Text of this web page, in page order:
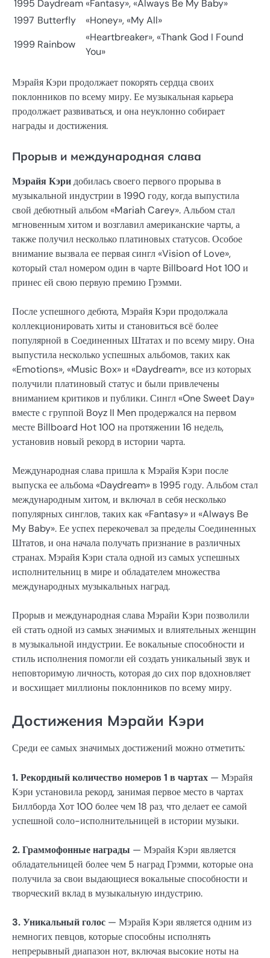
1995 Daydream«Fantasy», «Always Be My Baby»
1997 Butterfly
«Honey», «My All»
1999 Rainbow
«Heartbreaker», «Thank God I Found
You»
Мэрайя Кэри продолжает покорять сердца своих
поклонников по всему миру. Ее музыкальная карьера
продолжает развиваться, и она неуклонно собирает
награды и достижения.
Прорыв и международная слава
Мэрайя Кэридобилась своего первого прорыва в
музыкальной индустрии в 1990 году, когда выпустила
свой дебютный альбом «Mariah Carey». Альбом стал
мгновенным хитом и возглавил американские чарты, а
также получил несколько платиновых статусов. Особое
внимание вызвала ее первая сингл «Vision of Love»,
который стал номером один в чарте Billboard Hot 100 и
принес ей свою первую премию Грэмми.
После успешного дебюта, Мэрайя Кэри продолжала
коллекционировать хиты и становиться всё более
популярной в Соединенных Штатах и по всему миру. Она
выпустила несколько успешных альбомов, таких как
«Emotions», «Music Box» и «Daydream», все из которых
получили платиновый статус и были привлечены
вниманием критиков и публики. Сингл «One Sweet Day»
вместе с группой Boyz II Men продержался на первом
месте Billboard Hot 100 на протяжении 16 недель,
установив новый рекорд в истории чарта.
Международная слава пришла к Мэрайя Кэри после
выпуска ее альбома «Daydream» в 1995 году. Альбом стал
международным хитом, и включал в себя несколько
популярных синглов, таких как «Fantasy» и «Always Be
My Baby». Ее успех перекочевал за пределы Соединенных
Штатов, и она начала получать признание в различных
странах. Мэрайя Кэри стала одной из самых успешных
исполнительниц в мире и обладателем множества
международных музыкальных наград.
Прорыв и международная слава Мэрайи Кэри позволили
ей стать одной из самых значимых и влиятельных женщин
в музыкальной индустрии. Ее вокальные способности и
стиль исполнения помогли ей создать уникальный звук и
неповторимую личность, которая до сих пор вдохновляет
и восхищает миллионы поклонников по всему миру.
Достижения Мэрайи Кэри
Среди ее самых значимых достижений можно отметить:
1. Рекордный количество номеров 1 в чартах — Мэрайя
Кэри установила рекорд, занимая первое место в чартах
Биллборда Хот 100 более чем 18 раз, что делает ее самой
успешной соло-исполнительницей в истории музыки.
2. Граммофонные награды — Мэрайя Кэри является
обладательницей более чем 5 наград Грэмми, которые она
получила за свои выдающиеся вокальные способности и
творческий вклад в музыкальную индустрию.
3. Уникальный голос — Мэрайя Кэри является одним из
немногих певцов, которые способны исполнять
непрерывный диапазон нот, включая высокие ноты на